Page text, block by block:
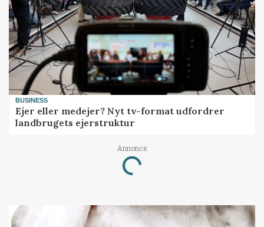
BUSINESS
Ejer eller medejer? Nyt tv-format udfordrer
landbrugets ejerstruktur
Annonce
Loading...